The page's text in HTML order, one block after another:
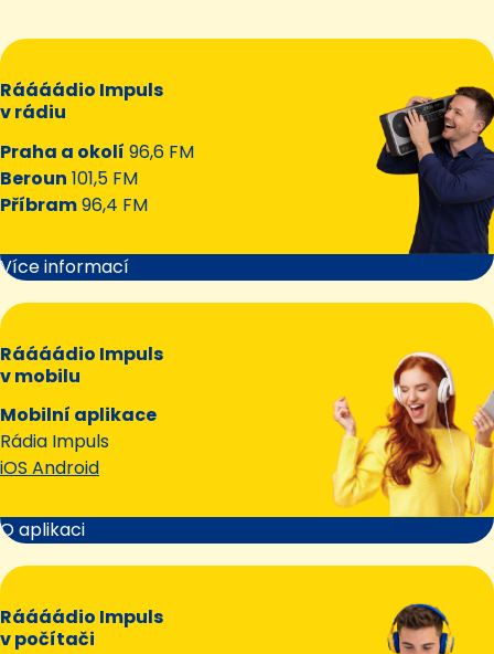
Ráááádio Impuls
v rádiu
Praha a okolí 96,6 FM
Beroun 101,5 FM
Příbram96,4 FM
Více informací
Ráááádio Impuls
v mobilu
Mobilní aplikace
Rádia Impuls
iOS Android
O aplikaci
Ráááádio Impuls
v počítači